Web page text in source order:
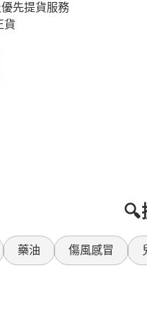
先提貨服務
貨
藥油 傷風感冒